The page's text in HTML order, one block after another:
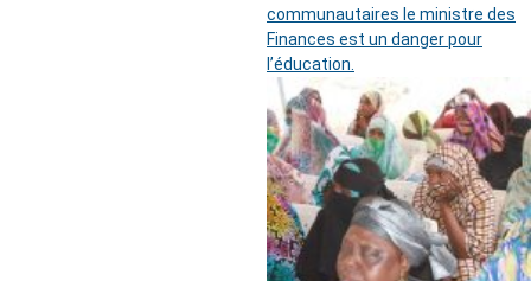
communautaires le ministre des
Finances est un danger pour
l’éducation.